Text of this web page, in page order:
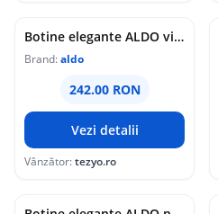
Botine elegante ALDO visinii, 1122F, din piele intoarsa
Brand:aldo
242.00 RON
Vezi detalii
Vânzător:tezyo.ro